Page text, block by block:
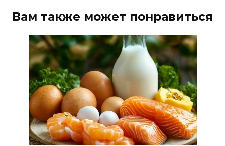
Вам также может понравиться